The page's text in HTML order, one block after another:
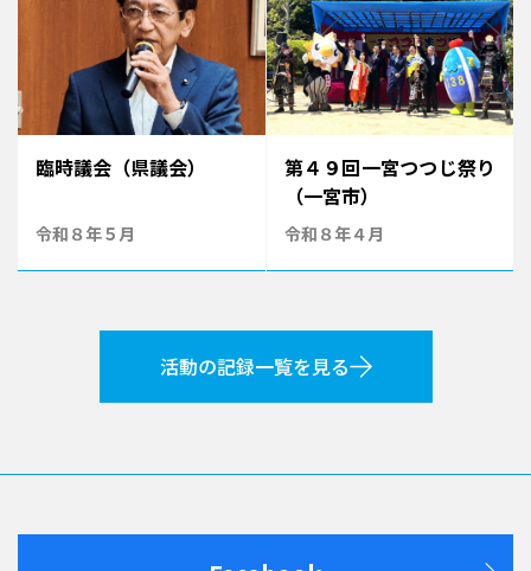
臨時議会（県議会）
令和８年５月
第４９回一宮つつじ祭り
（一宮市）
令和８年４月
活動の記録一覧を見る